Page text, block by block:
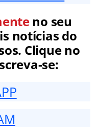
no seu
notícias do
Clique no
se: